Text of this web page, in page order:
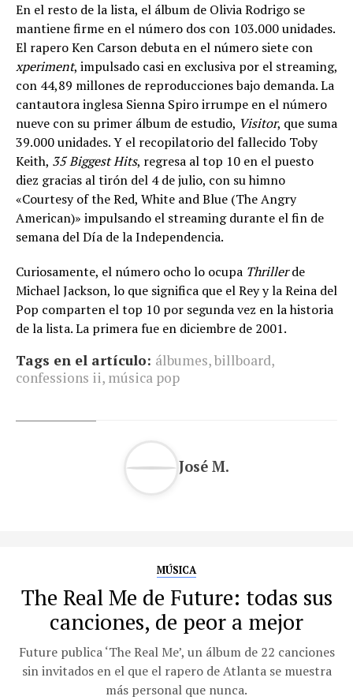
En el resto de la lista, el álbum de Olivia Rodrigo se
mantiene firme en el número dos con 103.000 unidades.
El rapero Ken Carson debuta en el número siete con
xperiment, impulsado casi en exclusiva por el streaming,
con 44,89 millones de reproducciones bajo demanda. La
cantautora inglesa Sienna Spiro irrumpe en el número
nueve con su primer álbum de estudio, Visitor, que suma
39.000 unidades. Y el recopilatorio del fallecido Toby
Keith, 35 Biggest Hits, regresa al top 10 en el puesto
diez gracias al tirón del 4 de julio, con su himno
«Courtesy of the Red, White and Blue (The Angry
American)» impulsando el streaming durante el fin de
semana del Día de la Independencia.
Curiosamente, el número ocho lo ocupa Thrillerde
Michael Jackson, lo que significa que el Rey y la Reina del
Pop comparten el top 10 por segunda vez en la historia
de la lista. La primera fue en diciembre de 2001.
Tags en el artículo: álbumes,billboard,
confessions ii, música pop
José M.
MÚSICA
The Real Me de Future: todas sus
canciones, de peor a mejor
Future publica ‘The Real Me’, un álbum de 22 canciones
sin invitados en el que el rapero de Atlanta se muestra
más personal que nunca.